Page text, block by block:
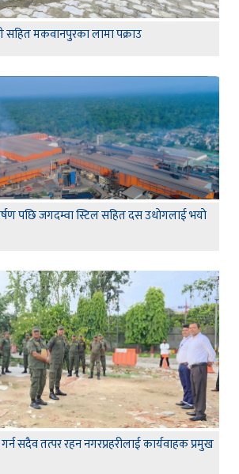
सहित मकवानपुरका लामा पक्राउ
पछि जगदम्वा स्टिल सहित दस उधाेगलाई भयाे
सदैव तत्पर रहन नगरप्रहरीलाई कार्यवाहक प्रमुख